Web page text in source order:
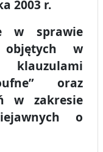
2003 r.
w sprawie
objętych w
oraz
w zakresie
o